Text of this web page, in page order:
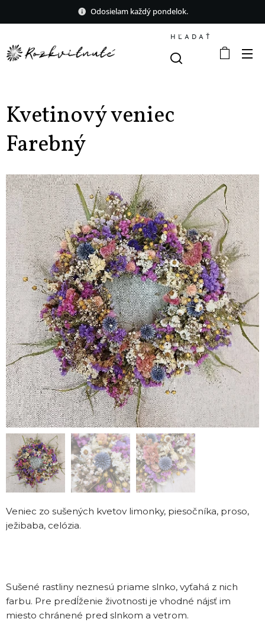
Odosielam každý pondelok.
HĽADAŤ
Kvetinový veniec
Farebný
Veniec zo sušených kvetov limonky, piesočníka, proso,
ježibaba, celózia.
Sušené rastliny neznesú priame slnko, vyťahá z nich
farbu. Pre predĺženie životnosti je vhodné nájsť im
miesto chránené pred slnkom a vetrom.